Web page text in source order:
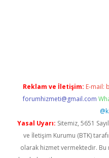
Reklam ve İletişim: E-mail:
forumhizmeti@gmail.com
Yasal Uyarı: Sitemiz, 5651
ve İletişim Kurumu (BTK)
olarak hizmet vermektedir.